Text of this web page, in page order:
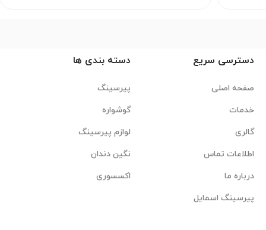
دسترسی سریع
صفحه اصلی
خدمات
گالری
اطلاعات تماس
درباره ما
پیرسینگ اسمایل
دسته بندی ها
پیرسینگ
گوشواره
لوازم پیرسینگ
نگین دندان
اکسسوری